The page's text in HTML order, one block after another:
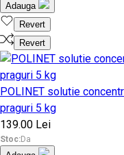
Adauga
Revert
Revert
POLINET solutie
praguri 5 kg
139.00 Lei
Stoc:Da